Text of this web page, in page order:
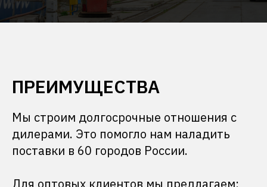
ПРЕИМУЩЕСТВА
Мы строим долгосрочные отношения с
дилерами. Это помогло нам наладить
поставки в 60 городов России.